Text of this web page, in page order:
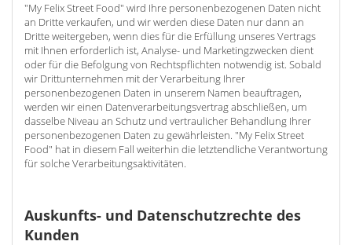
"My Felix Street Food" wird Ihre personenbezogenen Daten nicht
an Dritte verkaufen, und wir werden diese Daten nur dann an
Dritte weitergeben, wenn dies für die Erfüllung unseres Vertrags
mit Ihnen erforderlich ist, Analyse- und Marketingzwecken dient
oder für die Befolgung von Rechtspflichten notwendig ist. Sobald
wir Drittunternehmen mit der Verarbeitung Ihrer
personenbezogenen Daten in unserem Namen beauftragen,
werden wir einen Datenverarbeitungsvertrag abschließen, um
dasselbe Niveau an Schutz und vertraulicher Behandlung Ihrer
personenbezogenen Daten zu gewährleisten. "My Felix Street
Food" hat in diesem Fall weiterhin die letztendliche Verantwortung
für solche Verarbeitungsaktivitäten.
Auskunfts- und Datenschutzrechte des
Kunden